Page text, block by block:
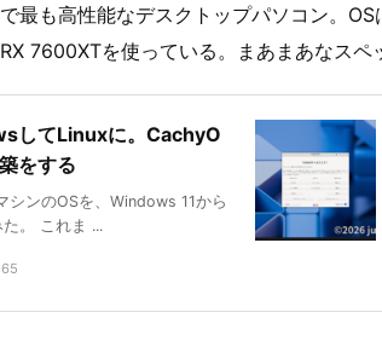
最も高性能なデスクトップパソコン。
7600XTを使っている。まあまあなスペ
してLinuxに。CachyO
をする
シンのOSを、Windows 11から
。 これま ...